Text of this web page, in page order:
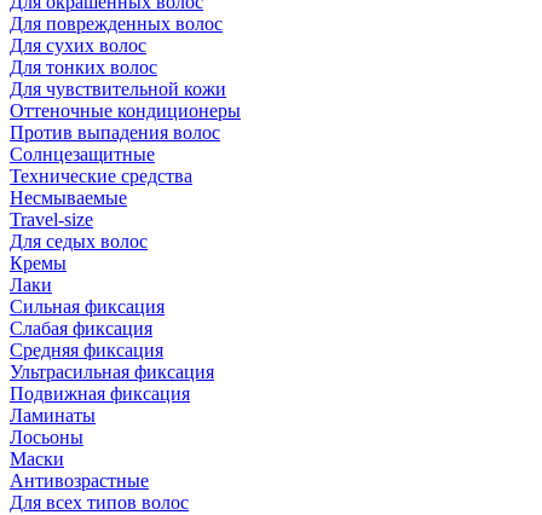
Для поврежденных волос
Для сухих волос
Для тонких волос
Для чувствительной кожи
Оттеночные кондиционеры
Против выпадения волос
Солнцезащитные
Технические средства
Несмываемые
Travel-size
Для седых волос
Кремы
Лаки
Сильная фиксация
Слабая фиксация
Средняя фиксация
Ультрасильная фиксация
Подвижная фиксация
Ламинаты
Лосьоны
Маски
Антивозрастные
Для всех типов волос